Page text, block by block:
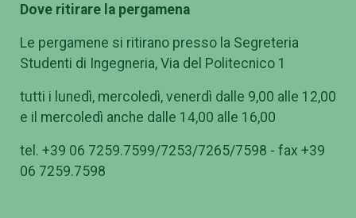
Dove ritirare la pergamena
Le pergamene si ritirano presso la Segreteria
Studenti di Ingegneria, Via del Politecnico 1
tutti i lunedì, mercoledì, venerdì dalle 9,00 alle 12,00
e il mercoledì anche dalle 14,00 alle 16,00
tel. +39 06 7259.7599/7253/7265/7598 - fax +39
06 7259.7598